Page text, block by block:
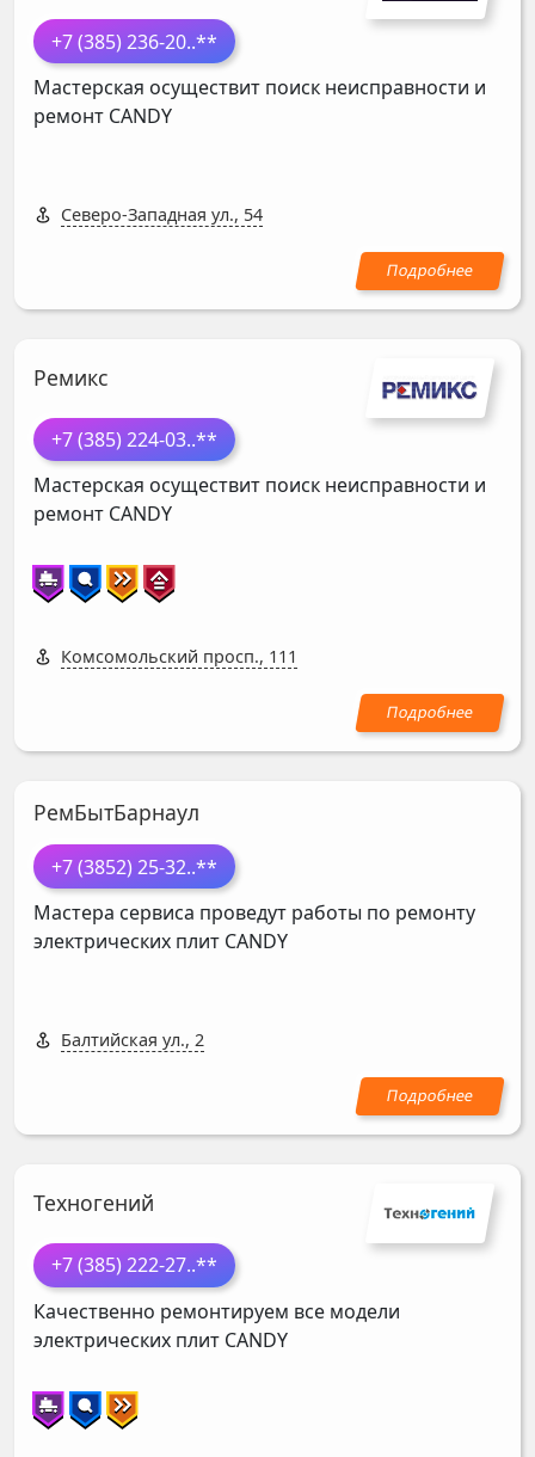
+7 (385) 236-20..**
Мастерская осуществит поиск неисправности и
ремонт CANDY
Северо-Западная ул., 54
Ремикс
+7 (385) 224-03..**
Мастерская осуществит поиск неисправности и
ремонт CANDY
Комсомольский просп., 111
РемБытБарнаул
+7 (3852) 25-32..**
Мастера сервиса проведут работы по ремонту
электрических плит CANDY
Балтийская ул., 2
Техногений
+7 (385) 222-27..**
Качественно ремонтируем все модели
электрических плит CANDY